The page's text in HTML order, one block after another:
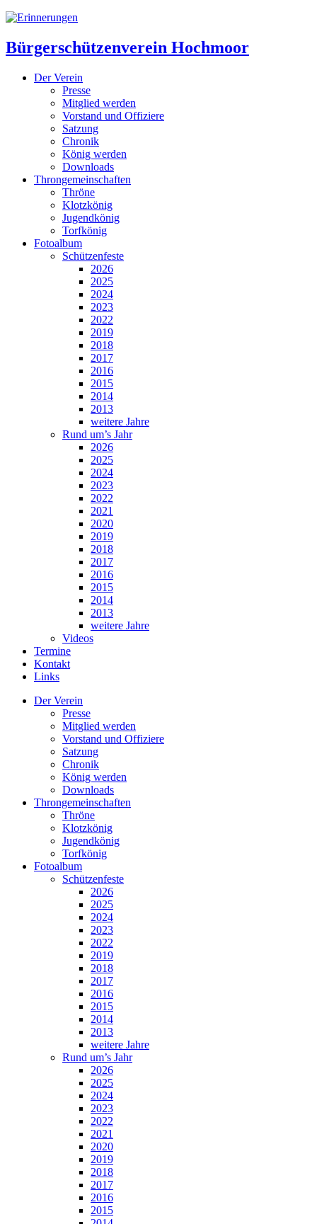
Bürgerschützenverein Hochmoor
Der Verein
Presse
Mitglied werden
Vorstand und Offiziere
Satzung
Chronik
König werden
Downloads
Throngemeinschaften
Thröne
Klotzkönig
Jugendkönig
Torfkönig
Fotoalbum
Schützenfeste
2026
2025
2024
2023
2022
2019
2018
2017
2016
2015
2014
2013
weitere Jahre
Rund um’s Jahr
2026
2025
2024
2023
2022
2021
2020
2019
2018
2017
2016
2015
2014
2013
weitere Jahre
Videos
Termine
Kontakt
Links
Der Verein
Presse
Mitglied werden
Vorstand und Offiziere
Satzung
Chronik
König werden
Downloads
Throngemeinschaften
Thröne
Klotzkönig
Jugendkönig
Torfkönig
Fotoalbum
Schützenfeste
2026
2025
2024
2023
2022
2019
2018
2017
2016
2015
2014
2013
weitere Jahre
Rund um’s Jahr
2026
2025
2024
2023
2022
2021
2020
2019
2018
2017
2016
2015